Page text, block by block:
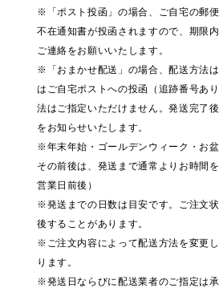
※「ポスト投函」の場合、ご自宅の郵
不在通知書が投函されますので、期限
ご連絡をお願いいたします。
※「おまかせ配送」の場合、配送方法
はご自宅ポストへの投函（追跡番号あ
法はご指定いただけません。発送完了
をお知らせいたします。
※年末年始・ゴールデンウィーク・お
その前後は、発送まで通常よりお時間
営業日前後）
※発送までの日数は目安です。ご注文
後することがあります。
※ご注文内容によって配送方法を変更
ります。
※発送日ならびに配送業者のご指定は承